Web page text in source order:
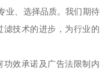
业、选择品质。我们期待
滤技术的进步，为行业的
功效承诺及广告法限制内